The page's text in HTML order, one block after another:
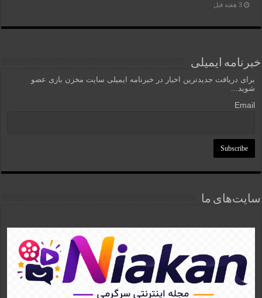
3 هفته قبل
خبرنامه ایمیلی
برای دریافت جدیدترین اخبار در خبرنامه ایمیلی سایت مخزن بازی عضو
شوید...
Email
سایت‌های ما